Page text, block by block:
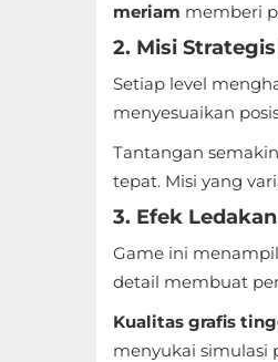
meriam memberi
2. Misi
Setiap level
menyesuaikan
Tantangan
tepat. Misi yang
3. Efek
Game ini
detail membuat
Kualitas grafis
menyukai simulasi